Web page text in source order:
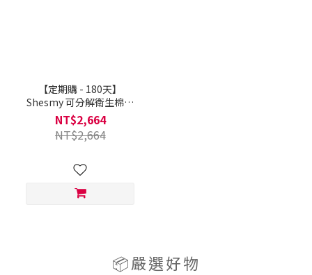
【定期購 - 180天】
Shesmy 可分解衛生棉極
簡蜜月組（6盒起）
NT$2,664
NT$2,664
📦嚴選好物